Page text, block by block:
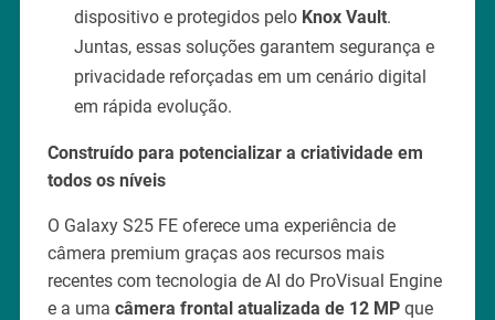
dispositivo e protegidos pelo Knox Vault.
Juntas, essas soluções garantem segurança e
privacidade reforçadas em um cenário digital
em rápida evolução.
Construído para potencializar a criatividade em
todos os níveis
O Galaxy S25 FE oferece uma experiência de
câmera premium graças aos recursos mais
recentes com tecnologia de AI do ProVisual Engine
e a uma câmera frontal atualizada de 12 MPque